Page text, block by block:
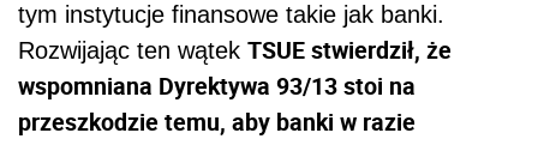
tym instytucje finansowe takie jak banki.
Rozwijając ten wątek TSUE stwierdził, że
wspomniana Dyrektywa 93/13 stoi na
przeszkodzie temu, aby banki w razie